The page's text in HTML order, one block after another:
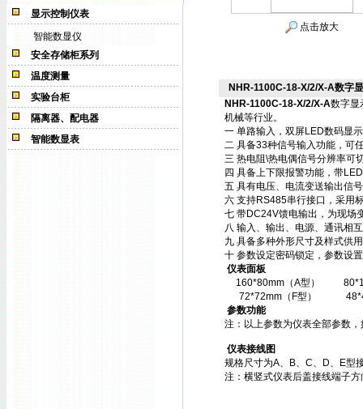
显示控制仪表
智能数显仪
安全存储柜系列
温度测量
实验台柜
隔离器、配电器
智能数显表
点击放大
NHR-1100C-18-X/2/X-A数字
NHR-1100C-18-X/2/X-A数字显
机械等行业。
一 单路输入，双屏LED数码显
二 具备33种信号输入功能，可
三 热电阻\热电偶信号分辨率
四 具备上下限报警功能，带
五 具有电压、电流变送输出信
六 支持RS485串行接口，采用
七 带DC24V馈电输出，为现场
八 输入、输出、电源、通讯相
九 具备多种外形尺寸及样式供
十 参数设定密码锁定，参数设
仪表面板
160*80mm（A型）
72*72mm（F型）
参数功能
注：以上参数为仪表全部参数
仪表接线图
规格尺寸为A、B、C、D、E型
注：横竖式仪表后盖接线端子